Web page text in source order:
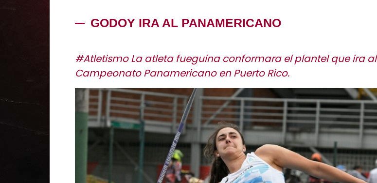
GODOY IRA AL PANAMERICANO
#Atletismo La atleta fueguina conformara el plantel que ira al
Campeonato Panamericano en Puerto Rico.